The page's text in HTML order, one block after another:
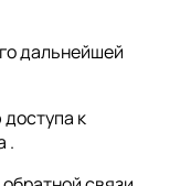
дальнейшей
к
.